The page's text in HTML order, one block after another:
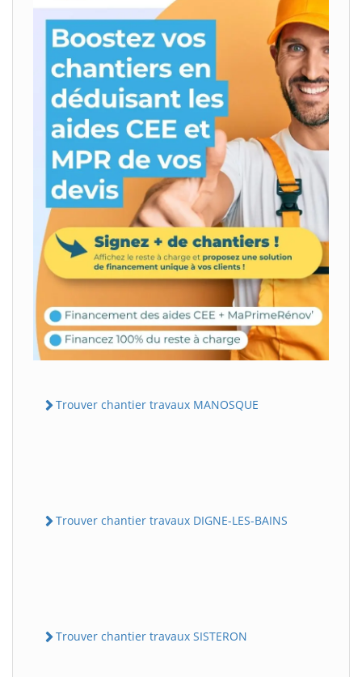
Trouver chantier travaux MANOSQUE
Trouver chantier travaux DIGNE-LES-BAINS
Trouver chantier travaux SISTERON